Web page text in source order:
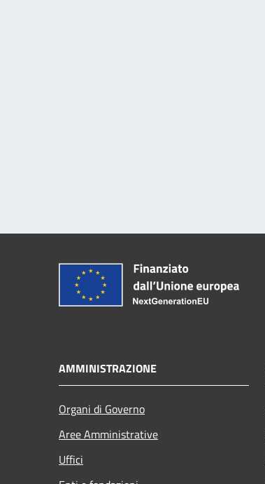
AMMINISTRAZIONE
Organi di Governo
Aree Amministrative
Uffici